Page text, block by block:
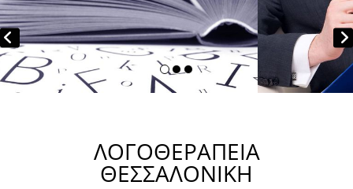
ΛΟΓΟΘΕΡΑΠΕΙΑ
ΘΕΣΣΑΛΟΝΙΚΗ